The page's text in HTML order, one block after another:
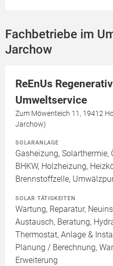
Fachbetriebe im
Jarchow
ReEnUs
Umweltservice
Zum Möwenteich 11, 19412
Jarchow)
SOLARANLAGE
Gasheizung, Solarthermie,
BHKW, Holzheizung,
Brennstoffzelle,
SOLAR TÄTIGKEITEN
Wartung, Reparatur,
Austausch, Beratung,
Thermostat, Anlage &
Planung / Berechnung,
Erweiterung